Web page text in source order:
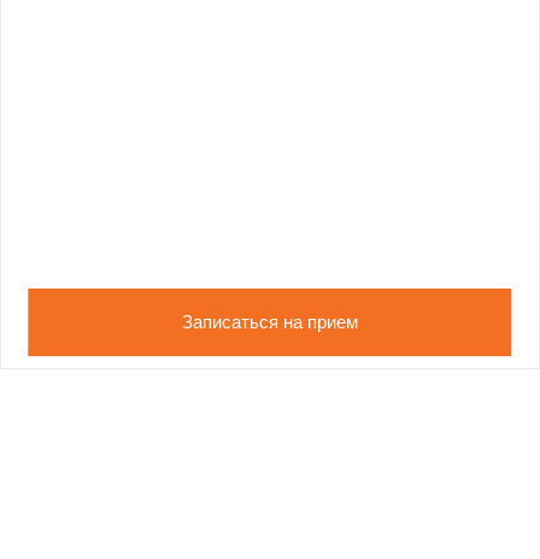
Записаться на прием